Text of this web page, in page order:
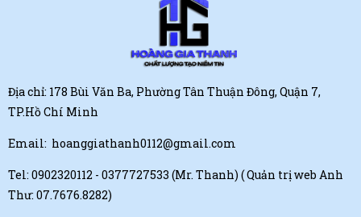
Địa chỉ: 178 Bùi Văn Ba, Phường Tân Thuận Đông, Quận 7,
TP.Hồ Chí Minh
Email: hoanggiathanh0112@gmail.com
Tel: 0902320112 - 0377727533 (Mr. Thanh) ( Quản trị web Anh
Thư: 07.7676.8282)